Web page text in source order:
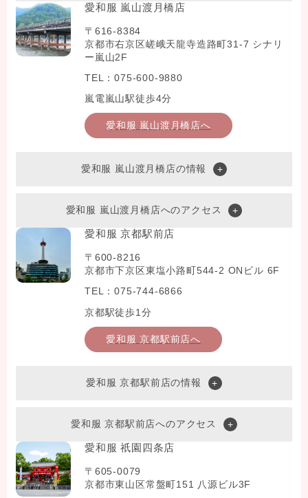
愛和服 嵐山渡月橋店
〒616-8384
京都市右京区嵯峨天龍寺造路町31-7 シナリ
ー嵐山2F
TEL：075-600-9880
嵐電嵐山駅徒歩4分
愛和服 嵐山渡月橋店へ
愛和服 嵐山渡月橋店の情報
愛和服 嵐山渡月橋店へのアクセス
愛和服 京都駅前店
〒600-8216
京都市下京区東塩小路町544-2 ONビル 6F
TEL：075-744-6866
京都駅徒歩1分
愛和服 京都駅前店へ
愛和服 京都駅前店の情報
愛和服 京都駅前店へのアクセス
愛和服 祇園四条店
〒605-0079
京都市東山区常盤町151 八源ビル3F